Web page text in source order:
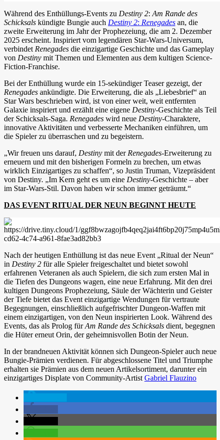
Während des Enthüllungs-Events zu Destiny 2: Am Rande des
Schicksals kündigte Bungie auch Destiny 2: Renegades an, die
zweite Erweiterung im Jahr der Prophezeiung, die am 2. Dezember
2025 erscheint. Inspiriert vom legendären Star-Wars-Universum,
verbindetRenegades die einzigartige Geschichte und das Gameplay
von Destiny mit Themen und Elementen aus dem kultigen Science-
Fiction-Franchise.
Bei der Enthüllung wurde ein 15-sekündiger Teaser gezeigt, der
Renegades ankündigte. Die Erweiterung, die als „Liebesbrief“ an
Star Wars beschrieben wird, ist von einer weit, weit entfernten
Galaxie inspiriert und erzählt eine eigene Destiny-Geschichte als Teil
der Schicksals-Saga. Renegades wird neue Destiny-Charaktere,
innovative Aktivitäten und verbesserte Mechaniken einführen, um
die Spieler zu überraschen und zu begeistern.
„Wir freuen uns darauf, Destiny mit derRenegades-Erweiterung zu
erneuern und mit den bisherigen Formeln zu brechen, um etwas
wirklich Einzigartiges zu schaffen“, so Justin Truman, Vizepräsident
von Destiny. „Im Kern geht es um eine Destiny-Geschichte – aber
im Star-Wars-Stil. Davon haben wir schon immer geträumt.“
DAS EVENT RITUAL DER NEUN BEGINNT HEUTE
Nach der heutigen Enthüllung ist das neue Event „Ritual der Neun“
in Destiny 2 für alle Spieler freigeschaltet und bietet sowohl
erfahrenen Veteranen als auch Spielern, die sich zum ersten Mal in
die Tiefen des Dungeons wagen, eine neue Erfahrung. Mit den drei
kultigen Dungeons Prophezeiung, Säule der Wächterin und Geister
der Tiefe bietet das Event einzigartige Wendungen für vertraute
Begegnungen, einschließlich aufgefrischter Dungeon-Waffen mit
einem einzigartigen, von den Neun inspirierten Look. Während des
Events, das als Prolog fürAm Rande des Schicksals dient, begegnen
die Hüter erneut Orin, der geheimnisvollen Botin der Neun.
In der brandneuen Aktivität können sich Dungeon-Spieler auch neue
Bungie-Prämien verdienen. Für abgeschlossene Titel und Triumphe
erhalten sie Prämien aus dem neuen Artikelsortiment, darunter ein
einzigartiges Displate von Community-ArtistGabriel Flauzino